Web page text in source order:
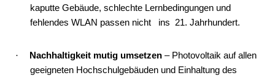
kaputte Gebäude, schlechte Lernbedingungen und
fehlendes WLAN passen nicht ins 21. Jahrhundert.
· Nachhaltigkeit mutig umsetzen – Photovoltaik auf allen
geeigneten Hochschulgebäuden und Einhaltung des